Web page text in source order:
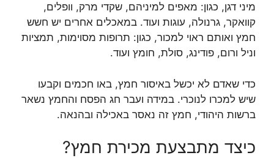
מיני דגן, כגון: מאפים למיניהם, שקדי מרק, וופלים,
קוואקר, גרנולה, עוגות ועוד. במאכלים אחרים יש חשש
חמץ ואותם ראוי למכור, כגון: תרופות מסוימות, תמציות
וניל ורום, פודינג, סולת, חומץ ועוד.
כדי שאדם לא יכשל באיסור חמץ, באו חכמים וקבעו
שיש למכרו לנוכרי. במידה ועבר חג הפסח והחמץ נשאר
ברשות היהודי, חמץ זה נאסר באכילה ובהנאה.
כיצד מתבצעת מכירת חמץ?